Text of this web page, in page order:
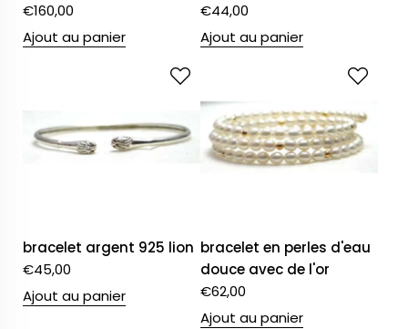
€160,00
Ajout au panier
€44,00
Ajout au panier
bracelet argent 925 lion
€45,00
Ajout au panier
bracelet en perles d'eau
douce avec de l'or
€62,00
Ajout au panier